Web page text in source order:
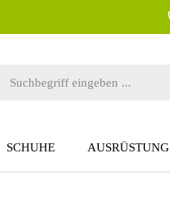
SCHUHE AUSRÜSTUNG